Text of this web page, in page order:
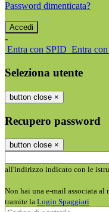
Password dimenticata?
-
Entra con SPID Entra
Seleziona utente
button close ×
Recupero password
button close ×
all'indirizzo indicato con le
Non hai una e-mail associata al
tramite la Login Spaggiari